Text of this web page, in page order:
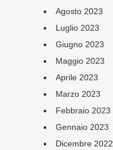
Agosto 2023
Luglio 2023
Giugno 2023
Maggio 2023
Aprile 2023
Marzo 2023
Febbraio 2023
Gennaio 2023
Dicembre 2022